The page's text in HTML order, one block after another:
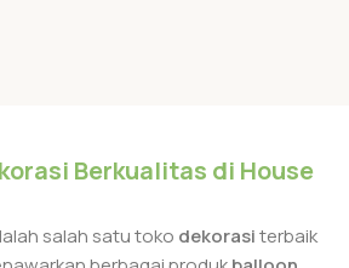
Berkualitas di House
salah satu toko dekorasiterbaik